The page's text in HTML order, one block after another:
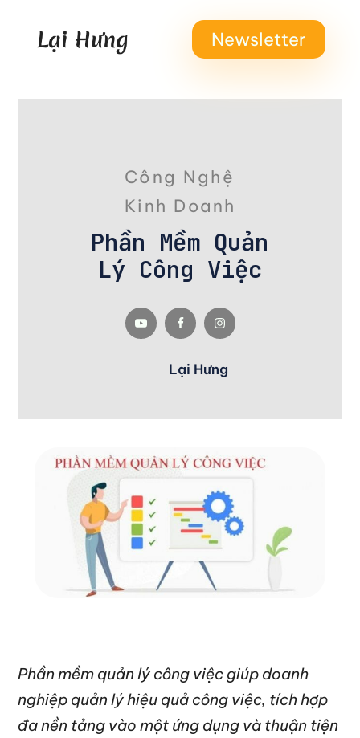
Newsletter
Công Nghệ
Kinh Doanh
Phần Mềm Quản
Lý Công Việc
Lại Hưng
Phần mềm quản lý công việc giúp doanh
nghiệp quản lý hiệu quả công việc, tích hợp
đa nền tảng vào một ứng dụng và thuận tiện